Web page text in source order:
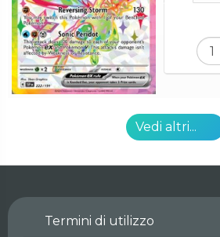
Vedi altri...
Termini di utilizzo